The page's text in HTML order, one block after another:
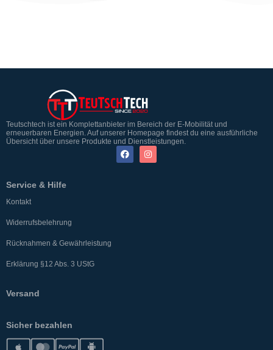
Teutschtech ist ein Komplettanbieter im Bereich der E-Mobilität und
erneuerbaren Energien. Auf unserer Homepage findest du eine ausführliche
Übersicht über unsere Produkte und Dienstleistungen.
Service & Hilfe
Kontakt
Widerrufsbelehrung
Rücknahmen & Gewährleistung
Erklärung §12 Abs. 3 UStG
Versand
Sicher bezahlen